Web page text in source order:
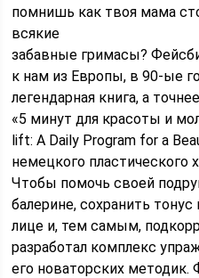
помнишь как твоя мама
всякие
забавные гримасы?
к нам из Европы, в 90-ые
легендарная книга, а
«5 минут для красоты и
lift: A Daily Program for a
немецкого пластического
Чтобы помочь своей
балерине, сохранить
лице и, тем самым,
разработал комплекс
его новаторских методик.